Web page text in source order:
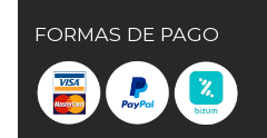
FORMAS DE PAGO